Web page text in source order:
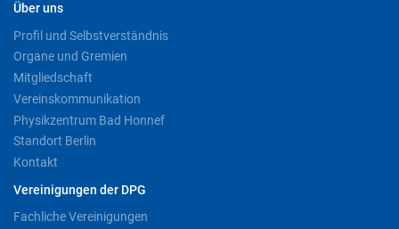
Über uns
Profil und Selbstverständnis
Organe und Gremien
Mitgliedschaft
Vereinskommunikation
Physikzentrum Bad Honnef
Standort Berlin
Kontakt
Vereinigungen der DPG
Fachliche Vereinigungen